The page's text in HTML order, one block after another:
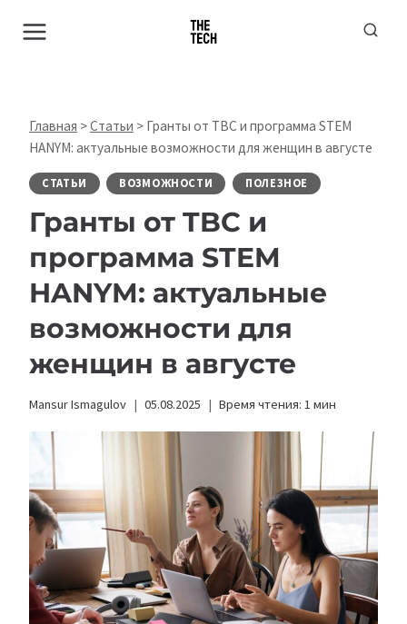
Главная >Статьи > Гранты от TBC и программа STEM
HANYM: актуальные возможности для женщин в августе
СТАТЬИ ВОЗМОЖНОСТИ ПОЛЕЗНОЕ
Гранты от TBC и
программа STEM
HANYM: актуальные
возможности для
женщин в августе
Mansur Ismagulov 05.08.2025 Время чтения: 1 мин